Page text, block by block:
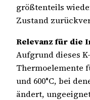
größtenteils
Zustand
Relevanz für die
Aufgrund dieses
Thermoelemente
und 600°C, bei
ändert,